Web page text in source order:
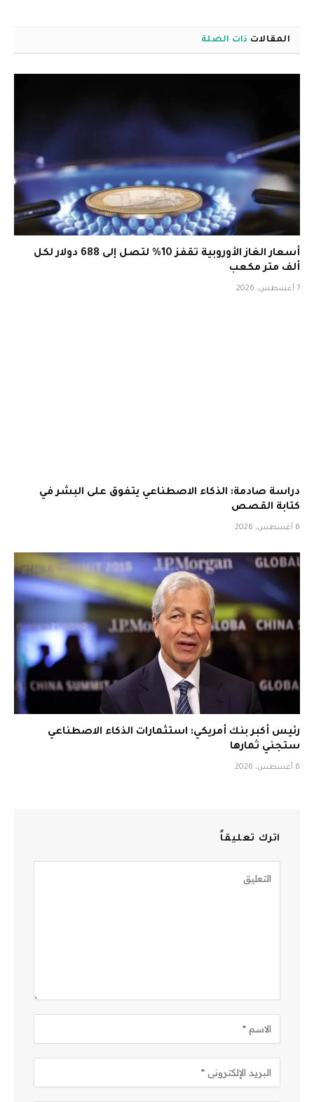
المقالات ذات الصلة
أسعار الغاز الأوروبية تقفز 10% لتصل إلى 688 دولار لكل
ألف متر مكعب
7 أغسطس، 2026
دراسة صادمة: الذكاء الاصطناعي يتفوق على البشر في
كتابة القصص
6 أغسطس، 2026
رئيس أكبر بنك أمريكي: استثمارات الذكاء الاصطناعي
ستجني ثمارها
6 أغسطس، 2026
اترك تعليقاً